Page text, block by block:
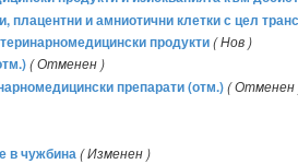
плацентни и амниотични клетки с цел
продукти( Нов )
( Отменен )
препарати (отм.)( Отменен
в чужбина( Изменен )